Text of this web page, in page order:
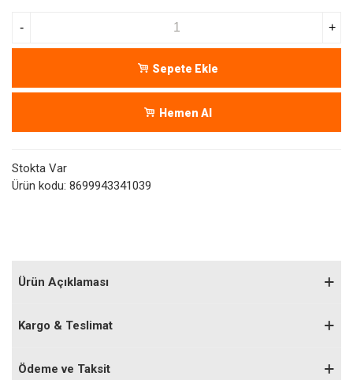
- +
Sepete Ekle
Hemen Al
Stokta Var
Ürün kodu: 8699943341039
Ürün Açıklaması
Kargo & Teslimat
Ödeme ve Taksit